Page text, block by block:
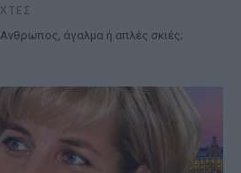
ΧΤΕΣ
Ανθρωπος, άγαλμα ή απλές σκιές;